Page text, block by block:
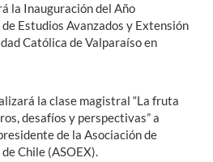
la Inauguración del Año
Estudios Avanzados y Extensión
Católica de Valparaíso en
la clase magistral “La fruta
desafíos y perspectivas” a
de la Asociación de
Chile (ASOEX).